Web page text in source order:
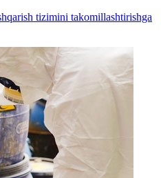
tizimini takomillashtirishga